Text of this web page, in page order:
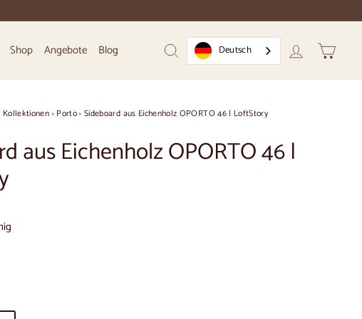
Shop Angebote Blog Suchen Deutsch Konto
Kollektionen › Porto› Sideboard aus Eichenholz OPORTO 46 | LoftStory
aus Eichenholz OPORTO 46 |